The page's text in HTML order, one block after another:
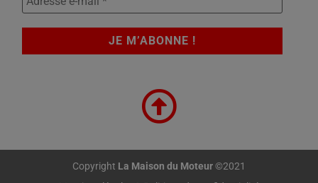
Copyright La Maison du Moteur©2021